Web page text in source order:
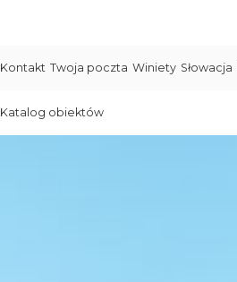
Kontakt Twoja poczta Winiety Słowacja
Katalog obiektów